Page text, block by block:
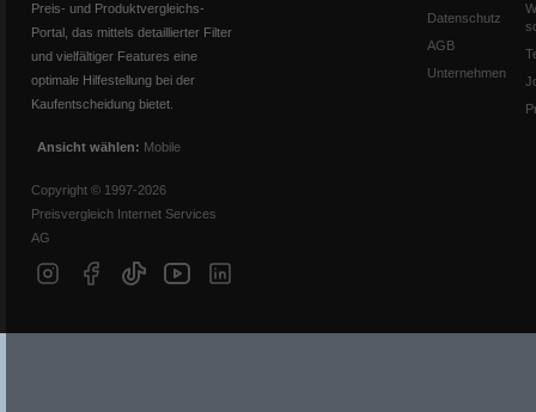
Preis- und Produktvergleichs-
Portal, das mittels detaillierter Filter
und vielfältiger Features eine
optimale Hilfestellung bei der
Kaufentscheidung bietet.
Ansicht wählen: Mobile
Copyright © 1997-2026
Preisvergleich Internet Services
AG
Datenschutz
AGB
Unternehmen